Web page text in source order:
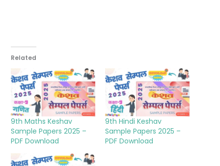
Related
9th Maths Keshav
Sample Papers 2025 –
PDF Download
9th Hindi Keshav
Sample Papers 2025 –
PDF Download